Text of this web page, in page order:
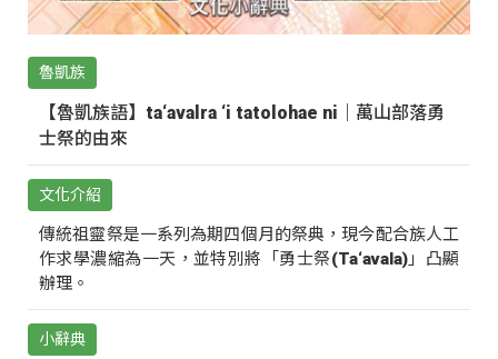
魯凱族
【魯凱族語】ta‘avalra ‘i tatolohae ni｜萬山部落勇
士祭的由來
文化介紹
傳統祖靈祭是一系列為期四個月的祭典，現今配合族人工
作求學濃縮為一天，並特別將「勇士祭(Ta‘avala)」凸顯
辦理。
小辭典